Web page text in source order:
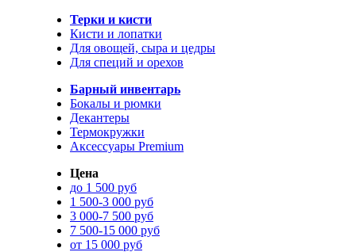
Терки и кисти
Кисти и лопатки
Для овощей, сыра и цедры
Для специй и орехов
Барный инвентарь
Бокалы и рюмки
Декантеры
Термокружки
Аксессуары Premium
Цена
до 1 500 руб
1 500-3 000 руб
3 000-7 500 руб
7 500-15 000 руб
от 15 000 руб